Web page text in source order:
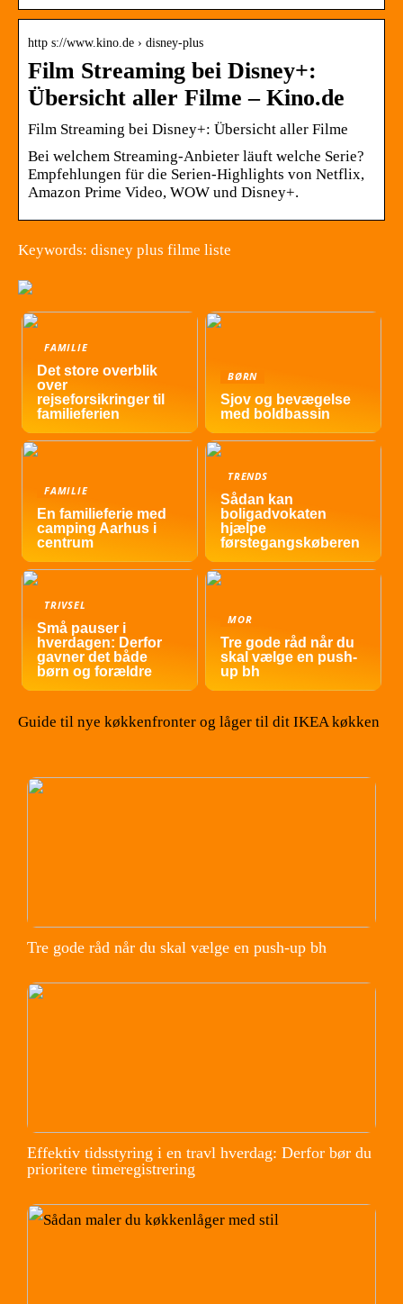
http s://www.kino.de › disney-plus
Film Streaming bei Disney+:
Übersicht aller Filme – Kino.de
Film Streaming bei Disney+: Übersicht aller Filme
Bei welchem Streaming-Anbieter läuft welche Serie?
Empfehlungen für die Serien-Highlights von Netflix,
Amazon Prime Video, WOW und Disney+.
Keywords: disney plus filme liste
FAMILIE
Det store overblik
over
rejseforsikringer til
familieferien
BØRN
Sjov og bevægelse
med boldbassin
FAMILIE
En familieferie med
camping Aarhus i
centrum
TRENDS
Sådan kan
boligadvokaten
hjælpe
førstegangskøberen
TRIVSEL
Små pauser i
hverdagen: Derfor
gavner det både
børn og forældre
MOR
Tre gode råd når du
skal vælge en push-
up bh
Guide til nye køkkenfronter og låger til dit IKEA køkken
Tre gode råd når du skal vælge en push-up bh
Effektiv tidsstyring i en travl hverdag: Derfor bør du
prioritere timeregistrering